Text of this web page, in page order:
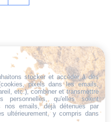
Trouvez ce qu'il vous faut,
au bon endroit
stocker et accéder à des
pixels dans les emails,
etc.), combiner et transmettre
personnelles, qu'elles soient
emails, déjà détenues par
ultérieurement, y compris dans